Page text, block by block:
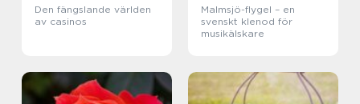
Den fängslande världen
av casinos
Malmsjö-flygel – en
svenskt klenod för
musikälskare